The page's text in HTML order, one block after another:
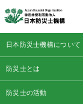
日本防災士機構について
防災士とは
防災士の活動